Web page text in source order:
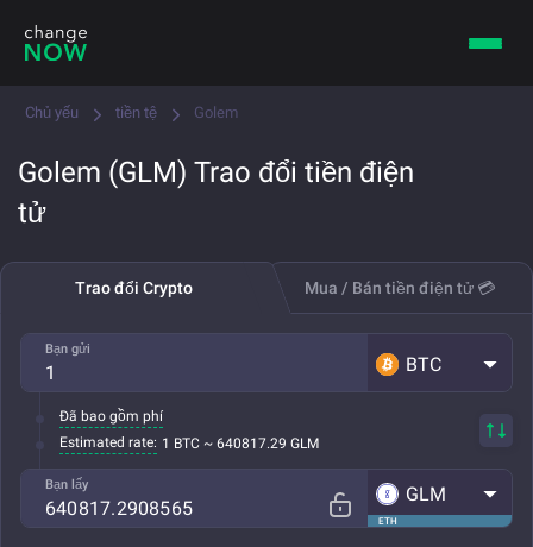
Chủ yếu tiền tệ Golem
Golem (GLM) Trao đổi tiền điện
tử
Trao đổi Crypto Mua / Bán tiền điện tử 💳
Bạn gửi
BTC
Đã bao gồm phí
Estimated rate: 1 BTC ~ 640817.29 GLM
Bạn lấy
ETH
GLM